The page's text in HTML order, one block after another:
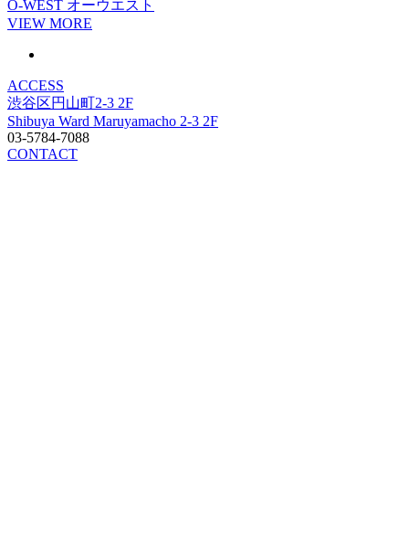
O-WEST オーウエスト
VIEW MORE
ACCESS
渋谷区円山町2-3 2F
Shibuya Ward Maruyamacho 2-3 2F
03-5784-7088
CONTACT